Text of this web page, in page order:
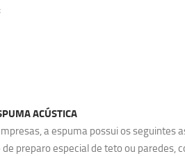
ACÚSTICA
a espuma possui os seguintes
preparo especial de teto ou paredes,